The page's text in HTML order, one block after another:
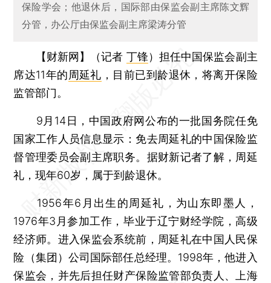
保险学会；他退休后，国际部由保监会副主席陈文辉
分管，办公厅由保监会副主席梁涛分管
【财新网】（记者 丁锋） 担任中国保监会副主
席达11年的周延礼 ，目前已到龄退休，将离开保险
监管部门。
9月14日，中国政府网公布的一批国务院任免
国家工作人员信息显示：免去周延礼的中国保险监
督管理委员会副主席职务。据财新记者了解，周延
礼，现年60岁，属于到龄退休。
1956年6月出生的周延礼，为山东即墨人，
1976年3月参加工作，毕业于辽宁财经学院，高级
经济师。进入保监会系统前，周延礼在中国人民保
险（集团）公司国际部任总经理。1998年，他进入
保监会，并先后担任财产保险监管部负责人、上海